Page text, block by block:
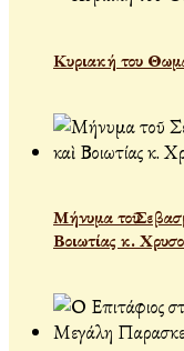
Κυριακή του
Μήνυμα τοῦ
Βοιωτίας κ.